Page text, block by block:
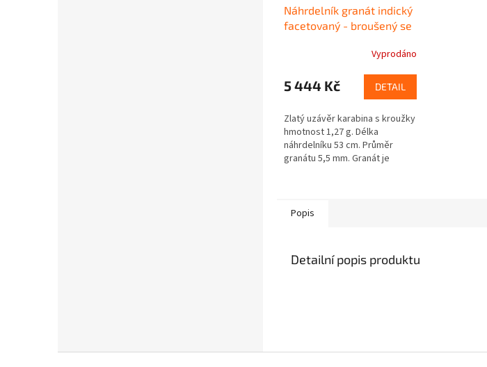
Náhrdelník granát indický
facetovaný - broušený se
Vyprodáno
5 444 Kč DETAIL
Zlatý uzávěr karabina s kroužky
hmotnost 1,27 g. Délka
náhrdelníku 53 cm. Průměr
granátu 5,5 mm. Granát je
Popis
Detailní popis produktu